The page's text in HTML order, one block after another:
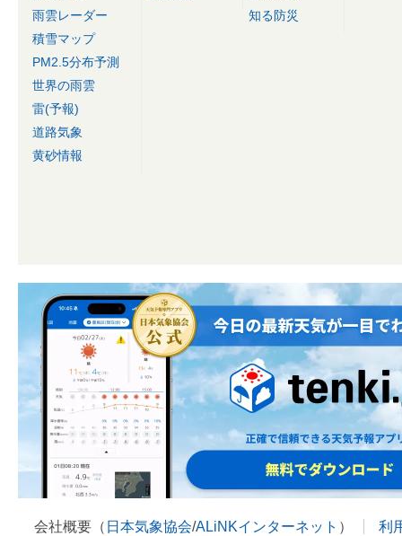
雨雲レーダー
積雪マップ
PM2.5分布予測
世界の雨雲
雷(予報)
道路気象
黄砂情報
知る防災
会社概要（ 日本気象協会/ALiNKインターネット ） 利